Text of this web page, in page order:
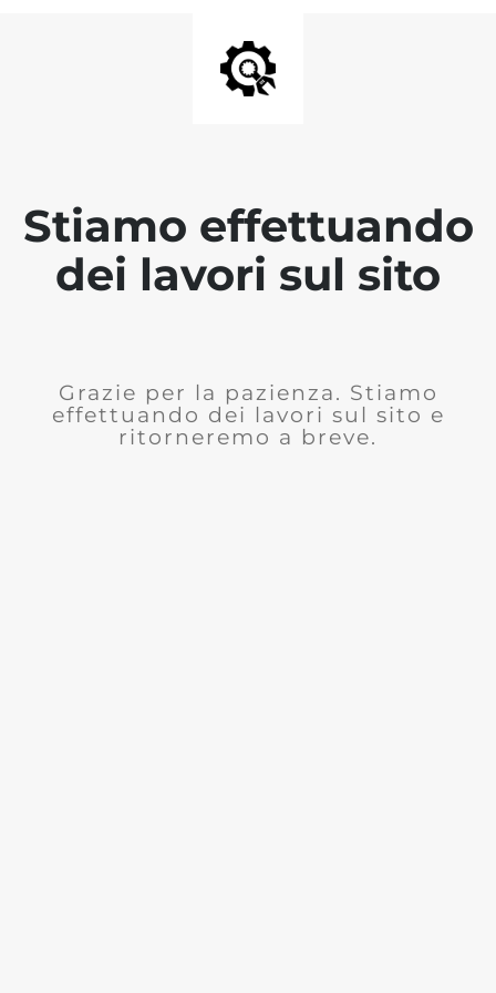
Stiamo effettuando
dei lavori sul sito
Grazie per la pazienza. Stiamo
effettuando dei lavori sul sito e
ritorneremo a breve.